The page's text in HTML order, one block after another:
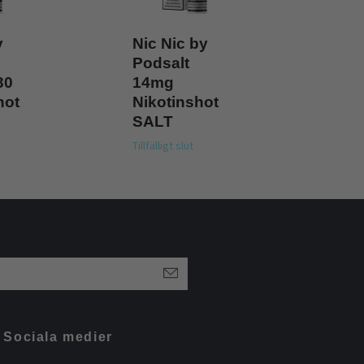
Nic Nic by
Podsalt
14mg
Nikotinshot
SALT
Tillfälligt slut
Sociala medier